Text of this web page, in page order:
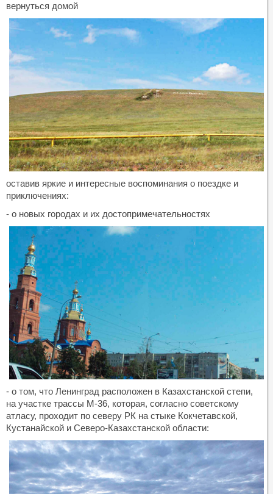
вернуться домой
оставив яркие и интересные воспоминания о поездке и
приключениях:
- о новых городах и их достопримечательностях
- о том, что Ленинград расположен в Казахстанской степи,
на участке трассы М-36, которая, согласно советскому
атласу, проходит по северу РК на стыке Кокчетавской,
Кустанайской и Северо-Казахстанской области: